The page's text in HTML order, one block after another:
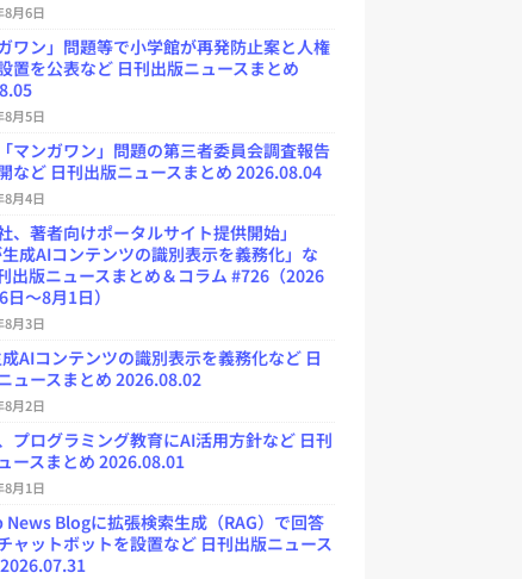
8月6日
ガワン」問題等で小学館が再発防止案と人権
置を公表など 日刊出版ニュースまとめ
8月5日
マンガワン」問題の第三者委員会調査報告
など 日刊出版ニュースまとめ 2026.08.04
8月4日
、著者向けポータルサイト提供開始」
生成AIコンテンツの識別表示を義務化」な
出版ニュースまとめ＆コラム #726（2026
～8月1日）
8月3日
AIコンテンツの識別表示を義務化など 日
ュースまとめ 2026.08.02
8月2日
プログラミング教育にAI活用方針など 日刊
ースまとめ 2026.08.01
8月1日
News Blogに拡張検索生成（RAG）で回答
ャットボットを設置など 日刊出版ニュース